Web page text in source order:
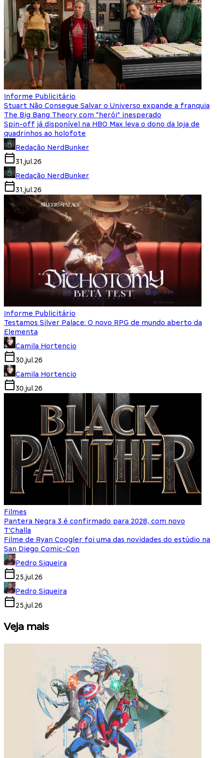
Informe Publicitário
Stuart Não Consegue Salvar o Universo expande a franquia
The Big Bang Theory com “herói” inesperado
Spin-off já disponível na HBO Max leva o dono da loja de
quadrinhos ao holofote
Redação NerdBunker
31.jul.26
Redação NerdBunker
31.jul.26
Informe Publicitário
Testamos Silver Palace: O novo RPG de mundo aberto da
Elementa
Camila Hortencio
30.jul.26
Camila Hortencio
30.jul.26
Filmes
Pantera Negra 3 é confirmado para 2028, com novo
T'Challa
Filme de Ryan Coogler foi uma das novidades do estúdio na
San Diego Comic-Con
Pedro Siqueira
25.jul.26
Pedro Siqueira
25.jul.26
Veja mais